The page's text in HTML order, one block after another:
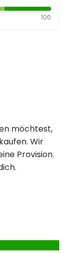
100
möchtest,
Wir
Provision.